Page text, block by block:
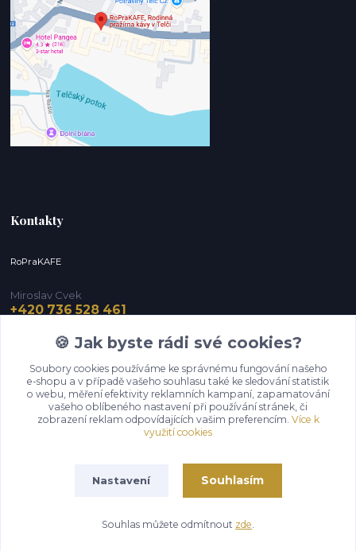
Kontakty
RoPraKAFE
Miroslav Cvek
+420 736 528 461
Upravit sběr cookies.
Vytvořeno na Eshop-rychle.cz
🍪 Jak byste rádi své cookies?
Soubory cookies používáme ke správnému fungování našeho
e-shopu a v případě vašeho souhlasu také ke sledování statistik
o webu, měření efektivity reklamních kampaní, zapamatování
vašeho oblíbeného nastavení při používání stránek, či
zobrazení reklam odpovídajících vašim preferencím. Více k
využití cookies
Nastavení Souhlasím
Souhlas můžete odmítnout zde